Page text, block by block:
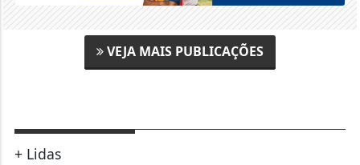
VEJA MAIS PUBLICAÇÕES
+ Lidas